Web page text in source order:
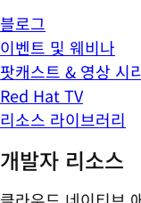
블로그
이벤트 및 웨비나
팟캐스트 & 영상 시
Red Hat TV
리소스 라이브러리
개발자 리소스